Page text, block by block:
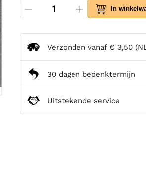
In
Verzonden vanaf € 3,50
30 dagen bedenktermijn
Uitstekende service